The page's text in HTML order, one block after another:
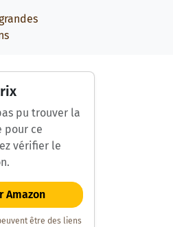
pu trouver la
pour ce
vérifier le
Amazon
être des liens